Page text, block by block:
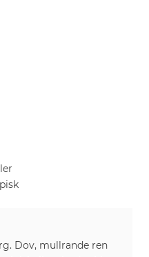
Dov, mullrande ren